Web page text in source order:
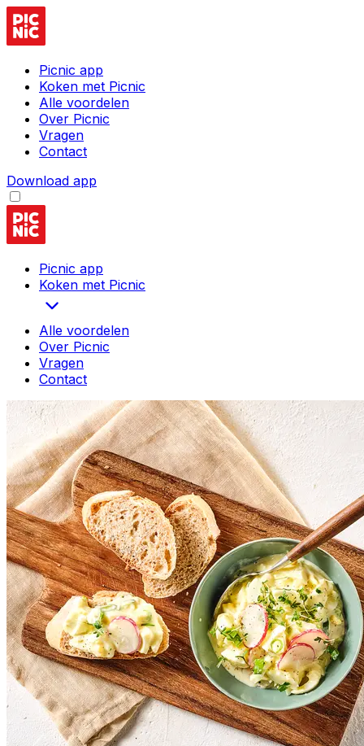
Picnic app
Koken met Picnic
Alle voordelen
Over Picnic
Vragen
Contact
Download app
Picnic app
Koken met Picnic
Alle voordelen
Over Picnic
Vragen
Contact